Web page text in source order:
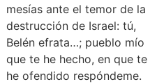
mesías ante el temor de la
destrucción de Israel: tú,
Belén efrata…; pueblo mío
que te he hecho, en que te
he ofendido respóndeme.